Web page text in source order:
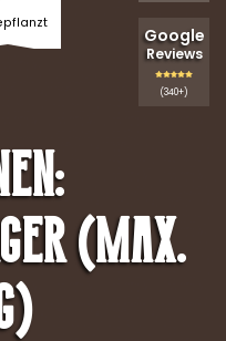
Camper Rent Google
Reviews
(340+)
(max.